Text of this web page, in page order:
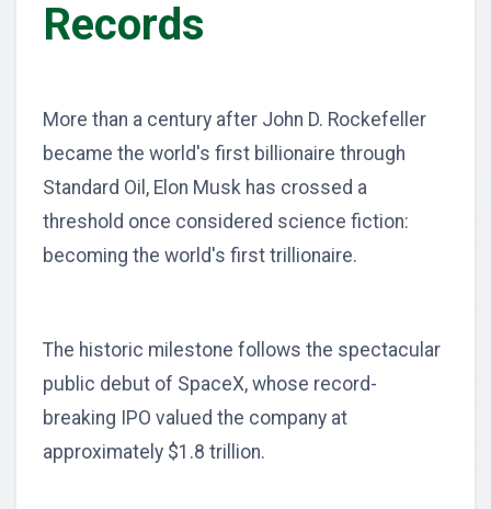
Records
More than a century after John D. Rockefeller
became the world's first billionaire through
Standard Oil, Elon Musk has crossed a
threshold once considered science fiction:
becoming the world's first trillionaire.
The historic milestone follows the spectacular
public debut of SpaceX, whose record-
breaking IPO valued the company at
approximately $1.8 trillion.